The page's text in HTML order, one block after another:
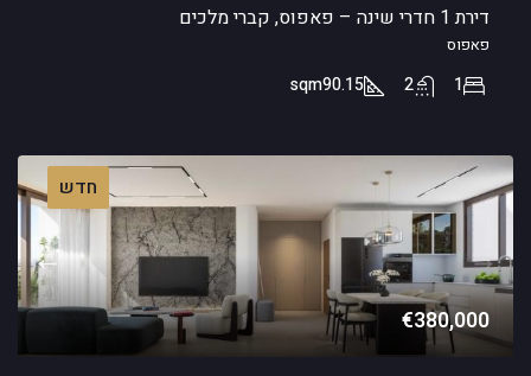
דירת 1 חדרי שינה – פאפוס, קברי מלכים
פאפוס
1
2
90.15
sqm
חדש
€380,000